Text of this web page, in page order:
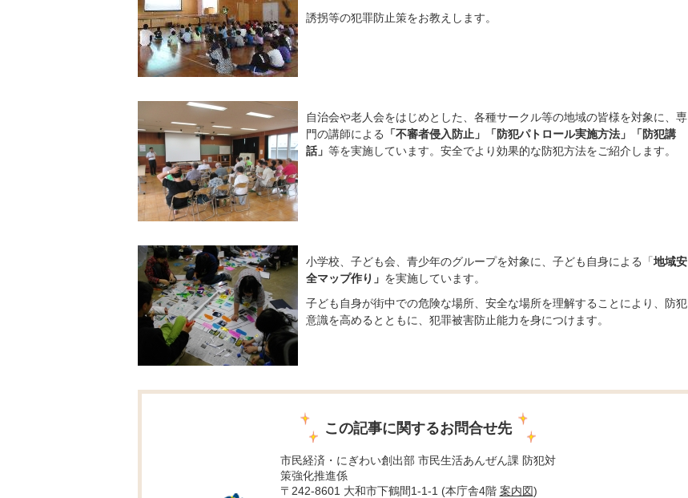
誘拐等の犯罪防止策をお教えします。
自治会や老人会をはじめとした、各種サークル等の地域の皆様を対象に、専
門の講師による
「不審者侵入防止」「防犯パトロール実施方法」「防犯講
話」 等を実施しています。安全でより効果的な防犯方法をご紹介します。
小学校、子ども会、青少年のグループを対象に、子ども自身による「地域安
全マップ作り」 を実施しています。
子ども自身が街中での危険な場所、安全な場所を理解することにより、防犯
意識を高めるとともに、犯罪被害防止能力を身につけます。
この記事に関するお問合せ先
市民経済・にぎわい創出部 市民生活あんぜん課 防犯対
策強化推進係
〒242-8601 大和市下鶴間1-1-1 (本庁舎4階 案内図)